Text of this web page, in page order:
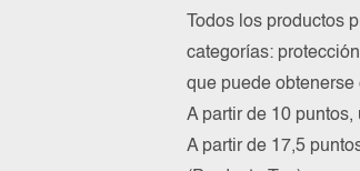
Todos los productos
categorías:
que puede obtenerse
A partir de 10
A partir de 17,5